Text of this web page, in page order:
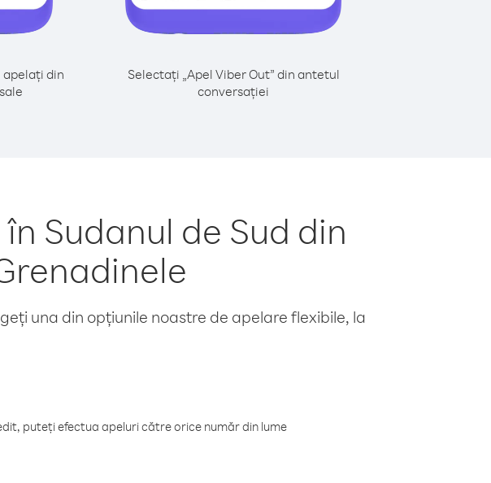
apelați din
Selectați „Apel Viber Out” din antetul
conversației
Sudanul de Sud din
una din opțiunile noastre de apelare flexibile, la
puteți efectua apeluri către orice număr din lume